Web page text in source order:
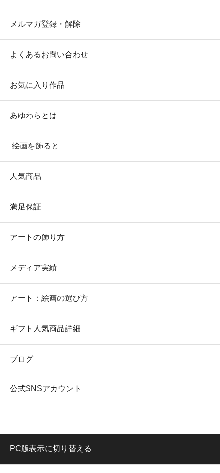
メルマガ登録・解除
よくあるお問い合わせ
お気に入り作品
あゆわらとは
絵画を飾ると
人気商品
満足保証
アートの飾り方
メディア実績
アート：絵画の選び方
ギフト人気商品詳細
ブログ
公式SNSアカウント
PC版表示に切り替える